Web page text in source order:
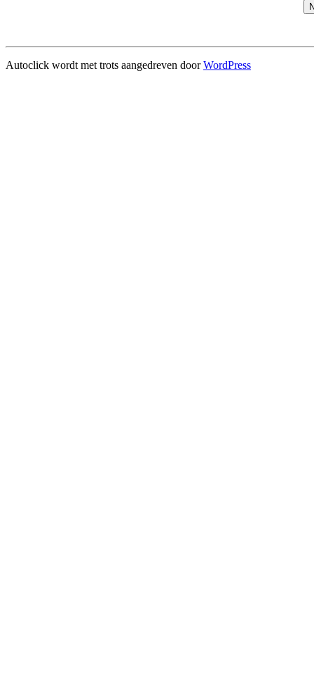
Autoclick wordt met trots aangedreven doorWordPress